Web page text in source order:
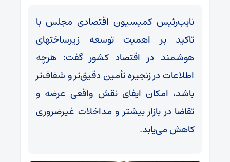
نایب‌رئیس کمیسیون اقتصادی مجلس با
تاکید بر اهمیت توسعه زیرساختهای
هوشمند در اقتصاد کشور گفت: هرچه
اطلاعات در زنجیره تأمین دقیق‌تر و شفاف‌تر
باشد، امکان ایفای نقش واقعی عرضه و
تقاضا در بازار بیشتر و مداخلات غیرضروری
کاهش می‌یابد.